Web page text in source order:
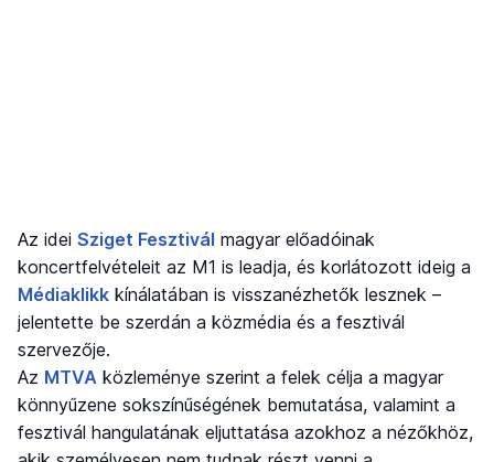
Az idei Sziget Fesztivál magyar előadóinak
koncertfelvételeit az M1 is leadja, és korlátozott ideig a
Médiaklikk kínálatában is visszanézhetők lesznek –
jelentette be szerdán a közmédia és a fesztivál
szervezője.
Az MTVA közleménye szerint a felek célja a magyar
könnyűzene sokszínűségének bemutatása, valamint a
fesztivál hangulatának eljuttatása azokhoz a nézőkhöz,